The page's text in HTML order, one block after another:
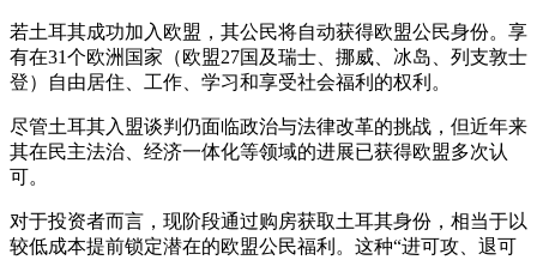
若土耳其成功加入欧盟，其公民将自动获得欧盟公民身份。享
有在31个欧洲国家（欧盟27国及瑞士、挪威、冰岛、列支敦士
登）自由居住、工作、学习和享受社会福利的权利。
尽管土耳其入盟谈判仍面临政治与法律改革的挑战，但近年来
其在民主法治、经济一体化等领域的进展已获得欧盟多次认
可。
对于投资者而言，现阶段通过购房获取土耳其身份，相当于以
较低成本提前锁定潜在的欧盟公民福利。这种“进可攻、退可